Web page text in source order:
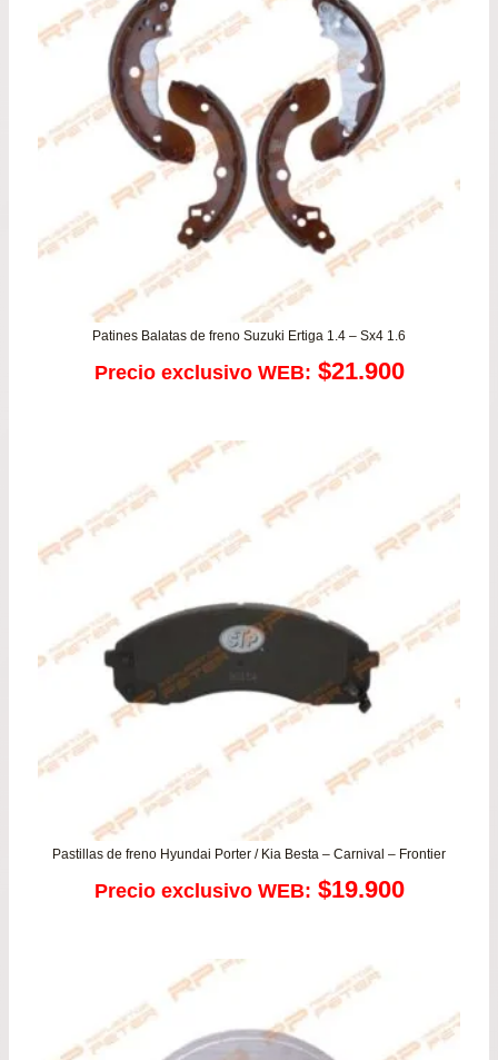
Patines Balatas de freno Suzuki Ertiga 1.4 – Sx4 1.6
Precio exclusivo WEB: $21.900
Pastillas de freno Hyundai Porter / Kia Besta – Carnival – Frontier
Precio exclusivo WEB: $19.900